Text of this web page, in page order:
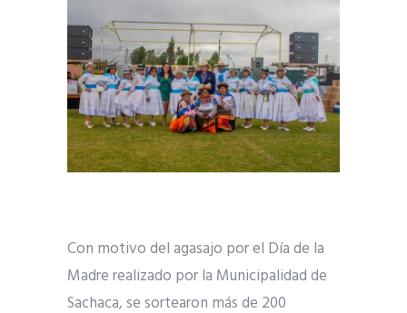
Con motivo del agasajo por el Día de la
Madre realizado por la Municipalidad de
Sachaca, se sortearon más de 200